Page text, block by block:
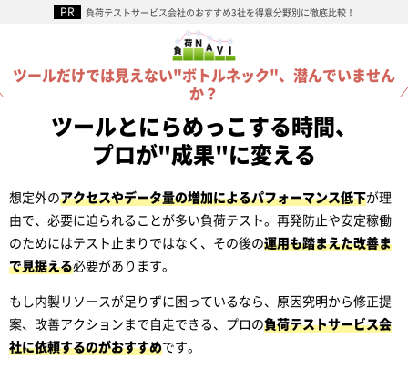
負荷テストサービス会社のおすすめ3社を得意分野別に徹底比較！
ツールだけでは見えない"ボトルネック"、潜んでいません
か？
ツールとにらめっこする時間、
プロが"成果"に変える
想定外のアクセスやデータ量の増加によるパフォーマンス低下が理
由で、必要に迫られることが多い負荷テスト。再発防止や安定稼働
のためにはテスト止まりではなく、その後の運用も踏まえた改善ま
で見据える必要があります。
もし内製リソースが足りずに困っているなら、原因究明から修正提
案、改善アクションまで自走できる、プロの負荷テストサービス会
社に依頼するのがおすすめです。